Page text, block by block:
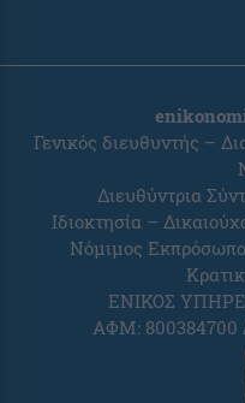
Γενικός διευθυντής –
Διευθύντρια
Ιδιοκτησία –
Νόμιμος
ΕΝΙΚΟΣ
ΑΦΜ: